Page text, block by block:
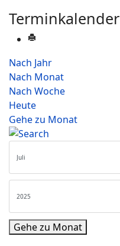
Terminkalender
Nach Jahr
Nach Monat
Nach Woche
Heute
Gehe zu Monat
Gehe zu Monat